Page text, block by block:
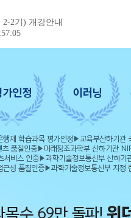
2기) 개강안내